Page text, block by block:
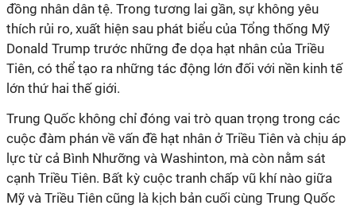
đồng nhân dân tệ. Trong tương lai gần, sự không yêu
thích rủi ro, xuất hiện sau phát biểu của Tổng thống Mỹ
Donald Trump trước những đe dọa hạt nhân của Triều
Tiên, có thể tạo ra những tác động lớn đối với nền kinh tế
lớn thứ hai thế giới.
Trung Quốc không chỉ đóng vai trò quan trọng trong các
cuộc đàm phán về vấn đề hạt nhân ở Triều Tiên và chịu áp
lực từ cả Bình Nhưỡng và Washinton, mà còn nằm sát
cạnh Triều Tiên. Bất kỳ cuộc tranh chấp vũ khí nào giữa
Mỹ và Triều Tiên cũng là kịch bản cuối cùng Trung Quốc